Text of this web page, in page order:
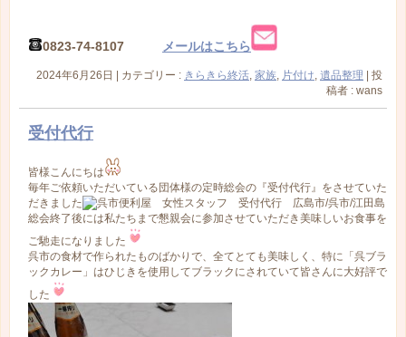
0823-74-8107 メールはこちら
2024年6月26日 カテゴリー : きらきら終活, 家族, 片付け, 遺品整理
投
稿者 : wans
受付代行
皆様こんにちは
毎年ご依頼いただいている団体様の定時総会の『受付代行』をさせていた
だきました
総会終了後には私たちまで懇親会に参加させていただき美味しいお食事を
ご馳走になりました
呉市の食材で作られたものばかりで、全てとても美味しく、特に「呉ブラ
ックカレー」はひじきを使用してブラックにされていて皆さんに大好評で
した